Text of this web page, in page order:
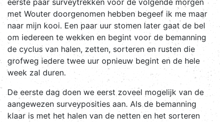
eerste paar surveytrekken voor de volgende morgen
met Wouter doorgenomen hebben begeef ik me maar
naar mijn kooi. Een paar uur stomen later gaat de bel
om iedereen te wekken en begint voor de bemanning
de cyclus van halen, zetten, sorteren en rusten die
grofweg iedere twee uur opnieuw begint en de hele
week zal duren.
De eerste dag doen we eerst zoveel mogelijk van de
aangewezen surveyposities aan. Als de bemanning
klaar is met het halen van de netten en het sorteren